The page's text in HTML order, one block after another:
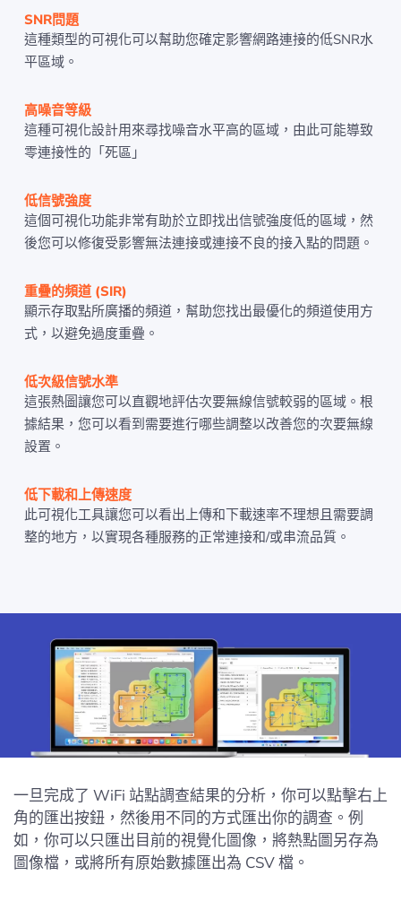
SNR問題
這種類型的可視化可以幫助您確定影響網路連接的低SNR水
平區域。
高噪音等級
這種可視化設計用來尋找噪音水平高的區域，由此可能導致
零連接性的「死區」
低信號強度
這個可視化功能非常有助於立即找出信號強度低的區域，然
後您可以修復受影響無法連接或連接不良的接入點的問題。
重疊的頻道 (SIR)
顯示存取點所廣播的頻道，幫助您找出最優化的頻道使用方
式，以避免過度重疊。
低次級信號水準
這張熱圖讓您可以直觀地評估次要無線信號較弱的區域。根
據結果，您可以看到需要進行哪些調整以改善您的次要無線
設置。
低下載和上傳速度
此可視化工具讓您可以看出上傳和下載速率不理想且需要調
整的地方，以實現各種服務的正常連接和/或串流品質。
一旦完成了 WiFi 站點調查結果的分析，你可以點擊右上
角的匯出按鈕，然後用不同的方式匯出你的調查。例
如，你可以只匯出目前的視覺化圖像，將熱點圖另存為
圖像檔，或將所有原始數據匯出為 CSV 檔。